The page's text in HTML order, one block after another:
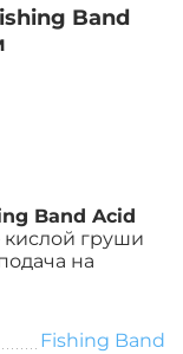
Band
Band Acid
груши
на
Fishing Band